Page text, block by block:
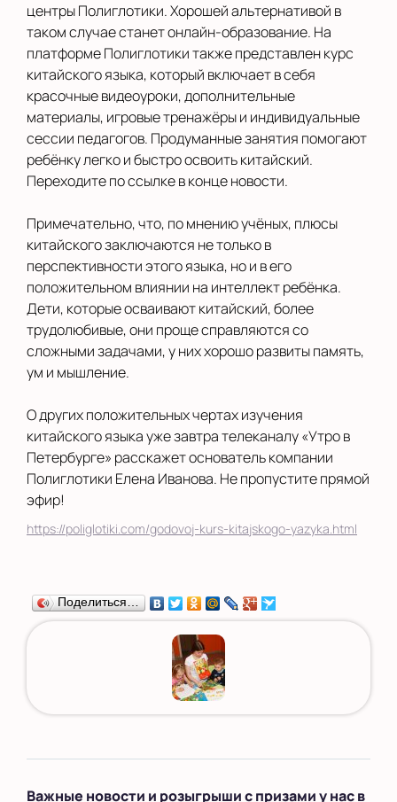
центры Полиглотики. Хорошей альтернативой в
таком случае станет онлайн-образование. На
платформе Полиглотики также представлен курс
китайского языка, который включает в себя
красочные видеоуроки, дополнительные
материалы, игровые тренажёры и индивидуальные
сессии педагогов. Продуманные занятия помогают
ребёнку легко и быстро освоить китайский.
Переходите по ссылке в конце новости.
Примечательно, что, по мнению учёных, плюсы
китайского заключаются не только в
перспективности этого языка, но и в его
положительном влиянии на интеллект ребёнка.
Дети, которые осваивают китайский, более
трудолюбивые, они проще справляются со
сложными задачами, у них хорошо развиты память,
ум и мышление.
О других положительных чертах изучения
китайского языка уже завтра телеканалу «Утро в
Петербурге» расскажет основатель компании
Полиглотики Елена Иванова. Не пропустите прямой
эфир!
https://poliglotiki.com/godovoj-kurs-kitajskogo-yazyka.html
Поделиться…
Важные новости и розыгрыши с призами у нас в